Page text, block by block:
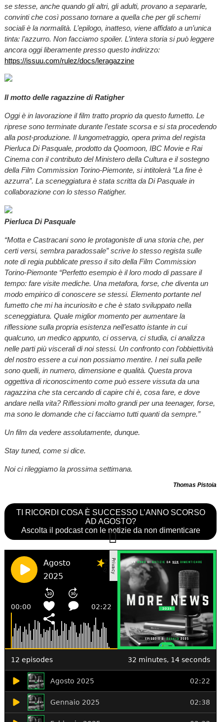
se stesse, anche quando gli altri, gli adulti, provano a separarle,
convinti che così possano tornare a quella che per gli schemi
sociali è la normalità. L’epilogo, inatteso, viene affidato a un’unica
tinta: l’azzurro. Non facciamo spoiler. L’intera storia si può leggere
ancora oggi liberamente presso questo indirizzo:
https://issuu.com/rulez/docs/leragazzine
Il motto delle ragazzine di Ratigher
Oggi è in lavorazione il film tratto proprio da questo fumetto. Le
riprese sono terminate durante l’estate scorsa e si sta procedendo
alla post-produzione. Il lungometraggio, opera prima del regista
Pierluca Di Pasquale, prodotto da Qoomoon, IBC Movie e Rai
Cinema con il contributo del Ministero della Cultura e il sostegno
della Film Commission Torino-Piemonte, si intitolerà “La fine è
azzurra”. La sceneggiatura è stata scritta da Di Pasquale in
collaborazione con lo stesso Ratigher.
Pierluca Di Pasquale
“Motta e Castracani sono le protagoniste di una storia che, per
certi versi, sembra paradossale” scrive lo stesso regista sulle
note di regia pubblicate presso il sito della Film Commission
Torino-Piemonte “Perfetto esempio è il loro modo di passare il
tempo: fare visite mediche. Una metafora, forse, che diventa un
modo empirico di conoscere se stessi. Elemento portante nel
fumetto che mi ha incuriosito e che è stato sviluppato nella
sceneggiatura. Quale miglior momento per aumentare la
riflessione sulla propria esistenza nell’esatto istante in cui
qualcuno, un medico appunto, ci osserva, ci studia, ci analizza
nelle parti più viscerali di noi stessi. Un confronto con l’obbiettività
del nostro essere a cui non possiamo mentire. I nei sulla pelle
sono quelli, in numero, dimensione e qualità. Questa prova
oggettiva di riconoscimento come può essere vissuta da una
ragazzina che sta cercando di capire chi è, cosa fare, e dove
andare nella vita? Riflessioni molto grandi per una teenager, forse,
ma sono le domande che ci facciamo tutti quanti da sempre.”
Un film da vedere assolutamente, dunque.
Stay tuned, come si dice.
Noi ci rileggiamo la prossima settimana.
Thomas Pistoia
TI RICORDI COSA È SUCCESSO L’ANNO SCORSO
AD AGOSTO?
Ascolta il podcast con le notizie da non dimenticare